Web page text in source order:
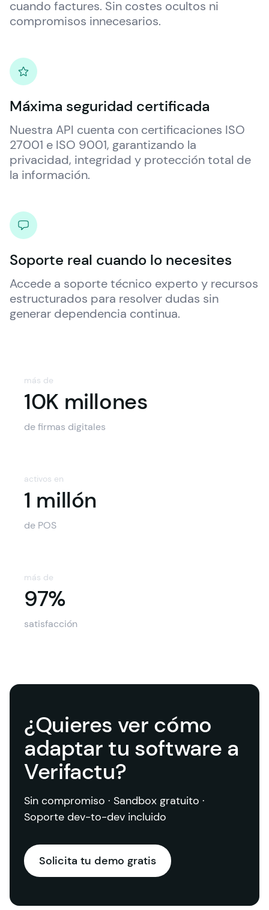
cuando factures. Sin costes ocultos ni
compromisos innecesarios.
Máxima seguridad certificada
Nuestra API cuenta con certificaciones ISO
27001 e ISO 9001, garantizando la
privacidad, integridad y protección total de
la información.
Soporte real cuando lo necesites
Accede a soporte técnico experto y recursos
estructurados para resolver dudas sin
generar dependencia continua.
más de
10K millones10K
de firmas digitales
activos en
1 millón
de POS
más de
97%97%
satisfacción
¿Quieres ver cómo
adaptar tu software a
Verifactu?
Sin compromiso · Sandbox gratuito ·
Soporte dev-to-dev incluido
Solicita tu demo gratis